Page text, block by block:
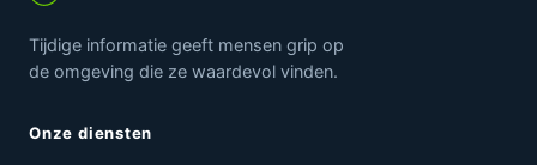
Tijdige informatie geeft mensen grip op
de omgeving die ze waardevol vinden.
Onze diensten